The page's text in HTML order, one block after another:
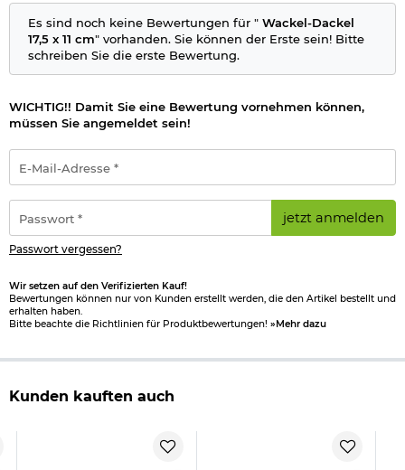
Es sind noch keine Bewertungen für " Wackel-Dackel
17,5 x 11 cm" vorhanden. Sie können der Erste sein! Bitte
schreiben Sie die erste Bewertung.
WICHTIG!! Damit Sie eine Bewertung vornehmen können,
müssen Sie angemeldet sein!
Mail-
Adresse
*
jetzt anmelden
Passwort vergessen?
Wir setzen auf den Verifizierten Kauf!
Bewertungen können nur von Kunden erstellt werden, die den Artikel bestellt und
erhalten haben.
Bitte beachte die Richtlinien für Produktbewertungen! »Mehr dazu
Kunden kauften auch